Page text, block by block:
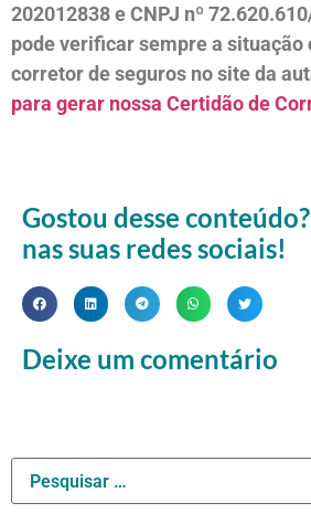
202012838 e CNPJ nº
pode verificar sempre a situação
corretor de seguros no site da
para gerar nossa Certidão de
Gostou desse
nas suas redes sociais!
Deixe um comentário